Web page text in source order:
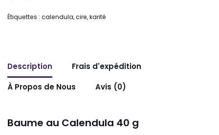
Étiquettes : calendula,cire,karité
Description
Frais d'expédition
À Propos de Nous
Avis (0)
Baume au Calendula 40 g